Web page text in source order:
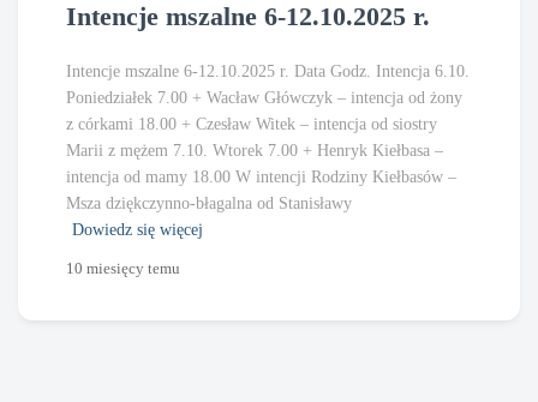
Intencje mszalne 6-12.10.2025 r.
Intencje mszalne 6-12.10.2025 r. Data Godz. Intencja 6.10.
Poniedziałek 7.00 + Wacław Główczyk – intencja od żony
z córkami 18.00 + Czesław Witek – intencja od siostry
Marii z mężem 7.10. Wtorek 7.00 + Henryk Kiełbasa –
intencja od mamy 18.00 W intencji Rodziny Kiełbasów –
Msza dziękczynno-błagalna od Stanisławy
Dowiedz się więcej
10 miesięcy temu